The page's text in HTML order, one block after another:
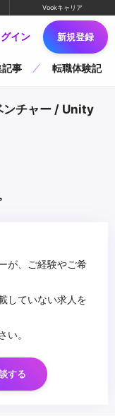
Vookキャリア
イン 新規登録
事 転職体験記
ンチャー / Unity
が、ご経験やご希
していない求人を
い。
する